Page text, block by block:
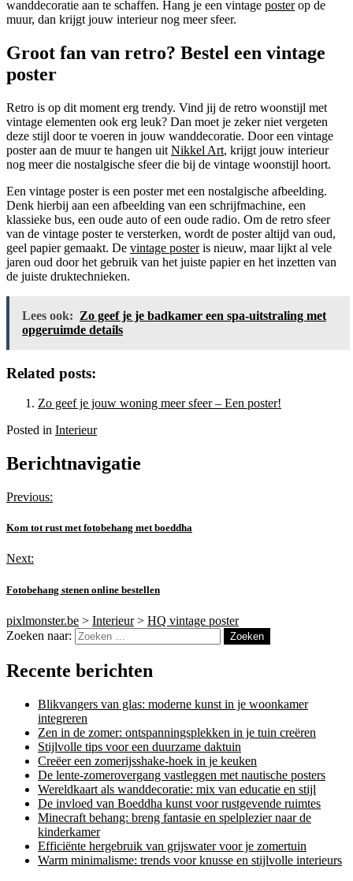
wanddecoratie aan te schaffen. Hang je een vintage posterop de
muur, dan krijgt jouw interieur nog meer sfeer.
Groot fan van retro? Bestel een vintage
poster
Retro is op dit moment erg trendy. Vind jij de retro woonstijl met
vintage elementen ook erg leuk? Dan moet je zeker niet vergeten
deze stijl door te voeren in jouw wanddecoratie. Door een vintage
poster aan de muur te hangen uit Nikkel Art, krijgt jouw interieur
nog meer die nostalgische sfeer die bij de vintage woonstijl hoort.
Een vintage poster is een poster met een nostalgische afbeelding.
Denk hierbij aan een afbeelding van een schrijfmachine, een
klassieke bus, een oude auto of een oude radio. Om de retro sfeer
van de vintage poster te versterken, wordt de poster altijd van oud,
geel papier gemaakt. De vintage posteris nieuw, maar lijkt al vele
jaren oud door het gebruik van het juiste papier en het inzetten van
de juiste druktechnieken.
Lees ook: Zo geef je je badkamer een spa-uitstraling met
opgeruimde details
Related posts:
Zo geef je jouw woning meer sfeer – Een poster!
Posted in Interieur
Berichtnavigatie
Previous:
Kom tot rust met fotobehang met boeddha
Next:
Fotobehang stenen online bestellen
pixlmonster.be > Interieur> HQ vintage poster
Zoeken naar:
Recente berichten
Blikvangers van glas: moderne kunst in je woonkamer
integreren
Zen in de zomer: ontspanningsplekken in je tuin creëren
Stijlvolle tips voor een duurzame daktuin
Creëer een zomerijsshake-hoek in je keuken
De lente-zomerovergang vastleggen met nautische posters
Wereldkaart als wanddecoratie: mix van educatie en stijl
De invloed van Boeddha kunst voor rustgevende ruimtes
Minecraft behang: breng fantasie en spelplezier naar de
kinderkamer
Efficiënte hergebruik van grijswater voor je zomertuin
Warm minimalisme: trends voor knusse en stijlvolle interieurs